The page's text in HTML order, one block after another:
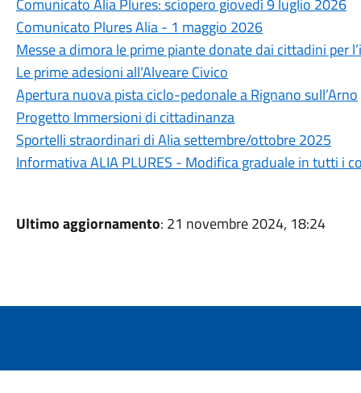
Comunicato Alia Plures: sciopero giovedì 9 luglio 2026
Comunicato Plures Alia - 1 maggio 2026
Messe a dimora le prime piante donate dai cittadini per
Le prime adesioni all’Alveare Civico
Apertura nuova pista ciclo-pedonale a Rignano sull’Arno
Progetto Immersioni di cittadinanza
Sportelli straordinari di Alia settembre/ottobre 2025
Informativa ALIA PLURES - Modifica graduale in tutti i
Ultimo aggiornamento: 21 novembre 2024, 18:24